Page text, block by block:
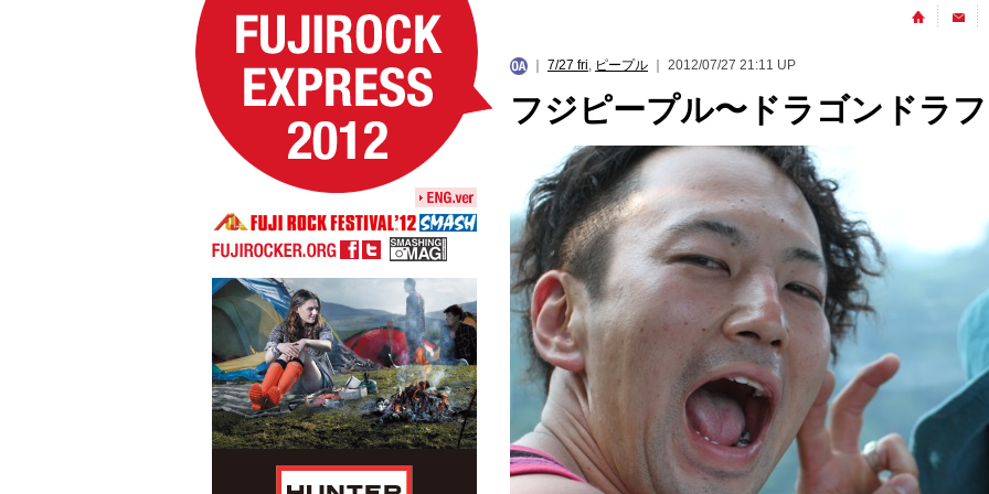
7/27 fri, ピープル ｜ 2012/07/27 21:11 UP
フジピープル〜ドラゴンドラ